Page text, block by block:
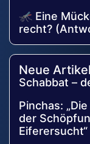
🦟 Eine
recht?
Neue Artikel
Schabbat –
Pinchas:
der
Eiferersucht“